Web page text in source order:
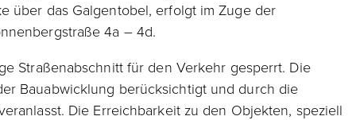
über das Galgentobel, erfolgt im Zuge der
4a – 4d.
Straßenabschnitt für den Verkehr gesperrt. Die
Bauabwicklung berücksichtigt und durch die
Die Erreichbarkeit zu den Objekten, speziell